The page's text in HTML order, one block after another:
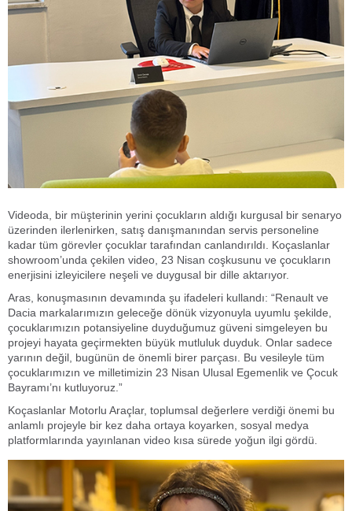
Videoda, bir müşterinin yerini çocukların aldığı kurgusal bir senaryo
üzerinden ilerlenirken, satış danışmanından servis personeline
kadar tüm görevler çocuklar tarafından canlandırıldı. Koçaslanlar
showroom’unda çekilen video, 23 Nisan coşkusunu ve çocukların
enerjisini izleyicilere neşeli ve duygusal bir dille aktarıyor.
Aras, konuşmasının devamında şu ifadeleri kullandı: “Renault ve
Dacia markalarımızın geleceğe dönük vizyonuyla uyumlu şekilde,
çocuklarımızın potansiyeline duyduğumuz güveni simgeleyen bu
projeyi hayata geçirmekten büyük mutluluk duyduk. Onlar sadece
yarının değil, bugünün de önemli birer parçası. Bu vesileyle tüm
çocuklarımızın ve milletimizin 23 Nisan Ulusal Egemenlik ve Çocuk
Bayramı’nı kutluyoruz.”
Koçaslanlar Motorlu Araçlar, toplumsal değerlere verdiği önemi bu
anlamlı projeyle bir kez daha ortaya koyarken, sosyal medya
platformlarında yayınlanan video kısa sürede yoğun ilgi gördü.